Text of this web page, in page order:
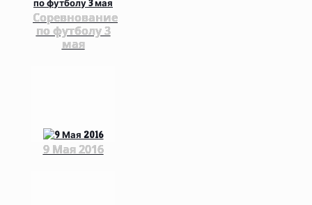
Соревнование
по футболу 3
мая
9 Мая 2016